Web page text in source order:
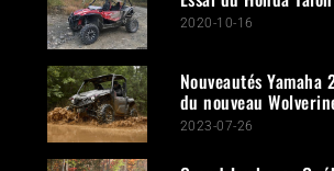
2020-10-16
Nouveautés
du nouveau
2023-07-26